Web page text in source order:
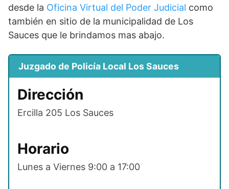
desde la Oficina Virtual del Poder Judicial como
también en sitio de la municipalidad de Los
Sauces que le brindamos mas abajo.
Juzgado de Policía Local Los Sauces
Dirección
Ercilla 205 Los Sauces
Horario
Lunes a Viernes 9:00 a 17:00